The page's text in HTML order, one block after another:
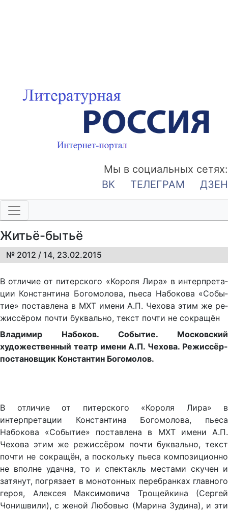
Мы в социальных сетях:
ВК
ТЕЛЕГРАМ ДЗЕН
Житьё-бытьё
№ 2012 / 14, 23.02.2015
В от­ли­чие от пи­тер­ско­го «Ко­ро­ля Ли­ра» в ин­тер­пре­та­
ции Кон­стан­ти­на Бо­го­мо­ло­ва, пье­са На­бо­ко­ва «Со­бы­
тие» по­став­ле­на в МХТ име­ни А.П. Че­хо­ва этим же ре­
жис­сё­ром поч­ти бук­валь­но, текст поч­ти не со­кра­щён
Владимир Набоков. Событие. Московский
художественный театр имени А.П. Чехова. Режиссёр-
постановщик Константин Богомолов.
В отличие от питерского «Короля Лира» в
интерпретации Константина Богомолова, пьеса
Набокова «Событие» поставлена в МХТ имени А.П.
Чехова этим же режиссёром почти буквально, текст
почти не сокращён, а поскольку пьеса композиционно
не вполне удачна, то и спектакль местами скучен и
затянут, погрязает в монотонных перебранках главного
героя, Алексея Максимовича Трощейкина (Сергей
Чонишвили), с женой Любовью (Марина Зудина), и эти